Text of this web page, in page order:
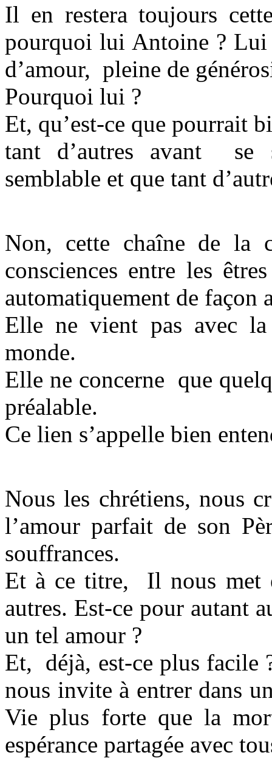
Il en restera toujours
pourquoi lui Antoine ?
d’amour, pleine de
Pourquoi lui ?
Et, qu’est-ce que pourrait
tant d’autres avant se
semblable et que tant
Non, cette chaîne de la
consciences entre les
automatiquement de façon
Elle ne vient pas avec
monde.
Elle ne concerne que
préalable.
Ce lien s’appelle bien
Nous les chrétiens, nous
l’amour parfait de son
souffrances.
Et à ce titre, Il nous met
autres. Est-ce pour autant
un tel amour ?
Et, déjà, est-ce plus
nous invite à entrer dans
Vie plus forte que la
espérance partagée avec